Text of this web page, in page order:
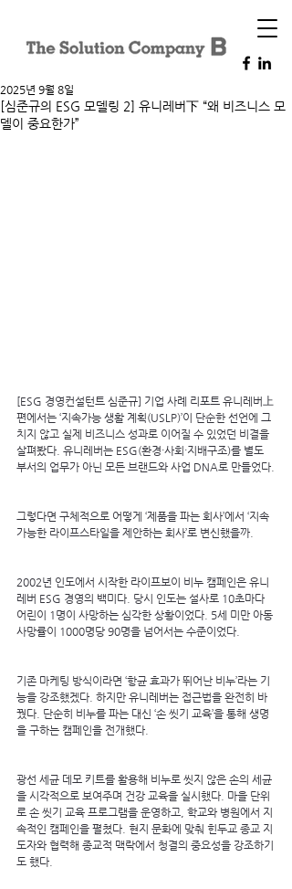
[심준규의 ESG 모델링 2] 유니레버下 “왜 비즈니스 모
델이 중요한가”
2025년 9월 8일
[ESG 경영컨설턴트 심준규] 기업 사례 리포트 유니레버上
편에서는 ‘지속가능 생활 계획(USLP)’이 단순한 선언에 그
치지 않고 실제 비즈니스 성과로 이어질 수 있었던 비결을
살펴봤다. 유니레버는 ESG(환경·사회·지배구조)를 별도
부서의 업무가 아닌 모든 브랜드와 사업 DNA로 만들었다.
그렇다면 구체적으로 어떻게 ‘제품을 파는 회사’에서 ‘지속
가능한 라이프스타일을 제안하는 회사’로 변신했을까.
2002년 인도에서 시작한 라이프보이 비누 캠페인은 유니
레버 ESG 경영의 백미다. 당시 인도는 설사로 10초마다
어린이 1명이 사망하는 심각한 상황이었다. 5세 미만 아동
사망률이 1000명당 90명을 넘어서는 수준이었다.
기존 마케팅 방식이라면 ‘항균 효과가 뛰어난 비누’라는 기
능을 강조했겠다. 하지만 유니레버는 접근법을 완전히 바
꿨다. 단순히 비누를 파는 대신 ‘손 씻기 교육’을 통해 생명
을 구하는 캠페인을 전개했다.
광선 세균 데모 키트를 활용해 비누로 씻지 않은 손의 세균
을 시각적으로 보여주며 건강 교육을 실시했다. 마을 단위
로 손 씻기 교육 프로그램을 운영하고, 학교와 병원에서 지
속적인 캠페인을 펼쳤다. 현지 문화에 맞춰 힌두교 종교 지
도자와 협력해 종교적 맥락에서 청결의 중요성을 강조하기
도 했다.